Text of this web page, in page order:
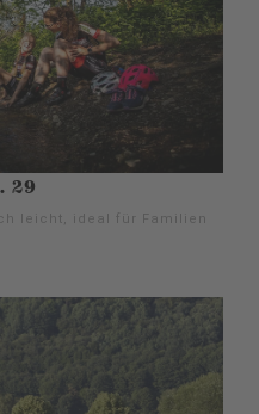
29
leicht, ideal für Familien